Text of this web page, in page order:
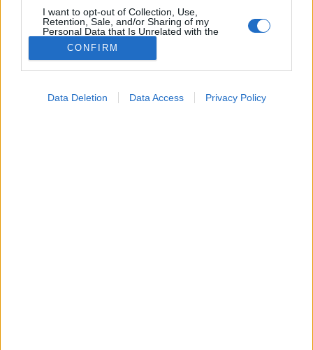
I want to opt-out of Collection, Use,
Retention, Sale, and/or Sharing of my
Personal Data that Is Unrelated with the
Purposes for which it was collected.
Opted Out
I want to allow Google to enable storage
CONFIRM
Data Deletion Data Access Privacy Policy